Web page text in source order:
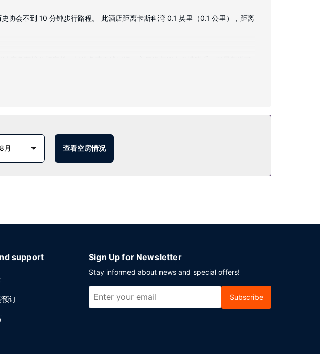
协会不到 10 分钟步行路程。 此酒店距离卡斯科湾 0.1 英里（0.1 公里），距离
还可欣赏到花园景色。每日 07:00 至 10:00 提供免费的欧式早餐。
拥有 552 平方米（5941 平方英尺）的空间，包括会议中心和6 间会议室。酒
月 查看空房情况
support
预订
Sign Up for Newsletter
Stay informed about news and special offers!
Subscribe